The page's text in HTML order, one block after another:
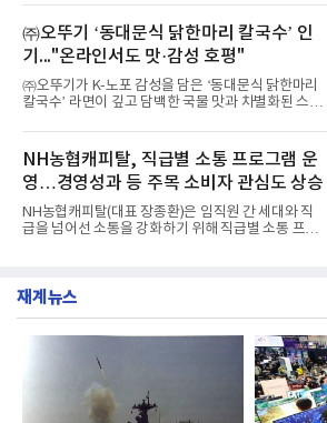
수력원자력, 한국석
떼는 6년 만에 선보이는 8세대 완전변경 모델로, ▲정
교한 선과 면을 중심으로 완성한 파격적인 디자인 ▲
과거 중형 세단 수준으로 확대된 차체 제원 ▲글로벌
최고 수준의 안전성 ▲성능과 효율을 동시에 높인 주
행 완성도 ▲첨단 편의 및 디지털 사양 적용 등을 통해
글로벌 준중형 세단의 새로운 기준을 세웠다.아반떼
는 가솔린 2.0과 1.6 하이브리드 두 가지 파워트레인
넘
㈜오뚜기 ‘동대문식 닭한마리 칼국수’ 인
기..."온라인서도 맛·감성 호평"
㈜오뚜기가 K-노포 감성을 담은 ‘동대문식 닭한마리
칼국수’ 라면이 깊고 담백한 국물 맛과 차별화된 스토
혔다.‘동대문식 닭한마리 칼국수’는 예상을 뛰어넘는
소비자 호응에 힘입어 지난 7월 13일 첫 선을 보인 지
단 18일 만에 누적 판매량 50만 개를 돌파하는 성과를
거두었다.이번 신제품은 개발진이 전국의 닭한마리
전문점을 직접 찾아 다니며 최적의 육수 비율을 완성
했다. 자극적이지 않으면서도 깊은 닭육수에 마늘의
개운한 풍미를 더했으며, 국물이 잘 배어들면서도 쫄
서도
NH농협캐피탈, 직급별 소통 프로그램 운
영…경영성과 등 주목 소비자 관심도 상승
NH농협캐피탈(대표 장종환)은 임직원 간 세대와 직
급을 넘어선 소통을 강화하기 위해 직급별 소통 프로
영지원부 홍보팀과 2026년 새로이(e)＊가 공동 주관
쳐 진행됐다.참고로 새로이(e)는 NH농협캐피탈 MZ
세대들로(과장~계장) 구성된 자율 참여조직으로, 조
직문화 혁신과 업무 효율성 향상을 위한 다양한 활동
을 추진하며,새로운 변화와 이로운 영향력을 조직전
반에 전파하는 역할
재계뉴스